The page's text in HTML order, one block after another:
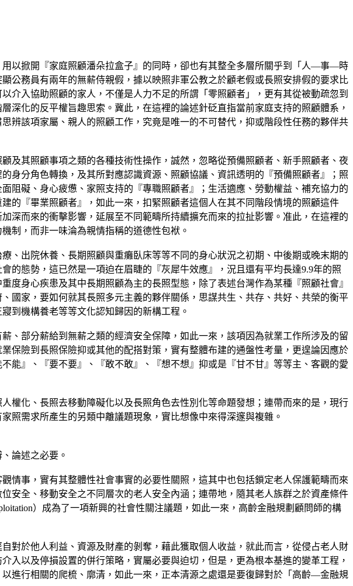
以掀開『家庭照顧潘朵拉盒子』的同時，卻也有其整全多層所關乎到「人—事—時
務員有兩年的無薪侍親假，據以映照非軍公教之於顧老假或長照安排假的要求比
介入協助照顧的家人，不僅是人力不足的所謂「零照顧者」，更有其從被動疏忽到
深化的反平權旨趣思索。冀此，在這裡的論述針砭直指當前家庭支持的照顧體系，
辨該項家屬、親人的照顧工作，究竟是唯一的不可替代，抑或階段性任務的夥伴共
及其照顧事項之類的各種技術性操作，誠然，忽略從預備照顧者、新手照顧者、夜
身分角色轉換，及其所對應認識資源、照顧協議、資訊透明的『預備照顧者』；照
阻礙、身心疲憊、家照支持的『專職照顧者』；生活適應、勞動權益、補充協力的
的『畢業照顧者』，如此一來，扣緊照顧者這個人在其不同階段情境的照顧這件
深而來的衝擊影響，延展至不同範疇所持續擴充而來的拉扯影響。准此，在這裡的
制，而非一味淪為親情指稱的道德性包袱。
、出院休養、長期照顧與重癱臥床等等不同的身心狀況之初期、中後期或晚末期的
的態勢，這已然是一項迫在眉睫的『灰犀牛效應』，況且還有平均長達9.9年的照
身心疾患及其中長期照顧為主的長照型態，除了表述台灣作為某種『照顧社會』
國家，要如何就其長照多元主義的夥伴關係，思謀共生、共存、共好、共榮的衡平
到機構養老等等文化認知歸因的新構工程。
、部分薪給到無薪之類的經濟安全保障，如此一來，該項因為就業工作所涉及的留
保險到長照保險抑或其他的配搭對策，實有整體布建的通盤性考量，更遑論因應於
能』、『要不要』、『敢不敢』、『想不想』抑或是『甘不甘』等等主、客觀的愛
權化、長照去移動障礙化以及長照角色去性別化等命題發想；連帶而來的是，現行
照需求所產生的另類中離議題現象，實比想像中來得深邃與複雜。
論述之必要。
情事，實有其整體性社會事實的必要性關照，這其中也包括鎖定老人保護範疇而來
安全、移動安全之不同層次的老人安全內涵；連帶地，隨其老人族群之於資產條件
）成為了一項新興的社會性關注議題，如此一來，高齡金融規劃顧問師的構
對於他人利益、資源及財產的剝奪，藉此獲取個人收益，就此而言，從侵占老人財
以及停損設置的併行策略，實屬必要與迫切，但是，更為根本基進的變革工程，
進行相關的爬梳、廓清，如此一來，正本清源之處還是要復歸對於「高齡—金融規